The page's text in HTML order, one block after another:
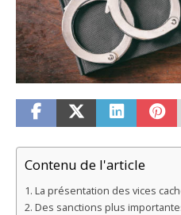
Contenu de l'article
La présentation des vices
Des sanctions plus